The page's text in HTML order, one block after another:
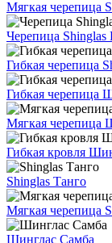
Мягкая черепица
Черепица Shinglas
Гибкая черепица
Гибкая черепица
Мягкая черепица
Гибкая кровля
Shinglas Танго
Мягкая черепица
Шинглас Самба